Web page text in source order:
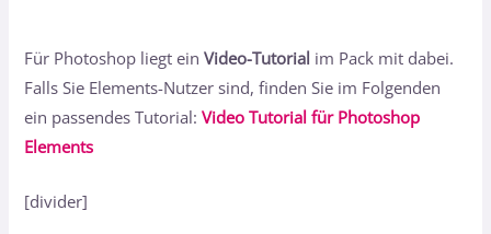
Für Photoshop liegt einVideo-Tutorial im Pack mit dabei.
Falls Sie Elements-Nutzer sind, finden Sie im Folgenden
ein passendes Tutorial:Video Tutorial für Photoshop
Elements
[divider]